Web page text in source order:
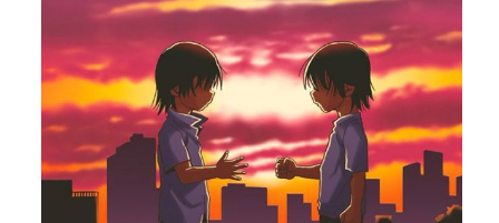
En tant que lecteur, on arrive fortement à
ressentir la tension ainsi que les
différentes émotions présentes.